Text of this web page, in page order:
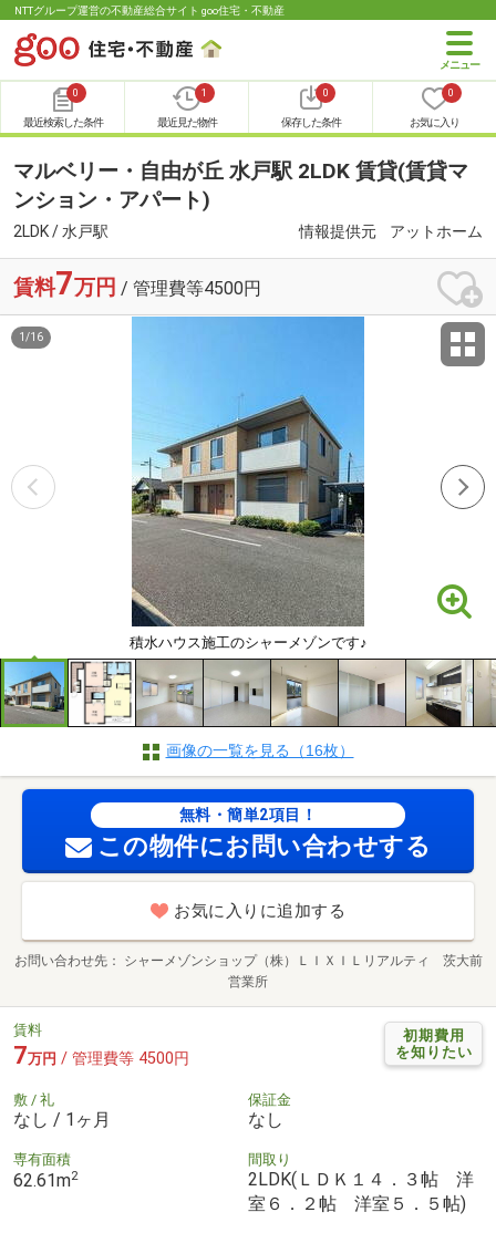
NTTグループ運営の不動産総合サイト goo住宅・不動産
0
最近検索した条件
1
最近見た物件
0
保存した条件
0
お気に入り
マルベリー・自由が丘 水戸駅 2LDK 賃貸(賃貸マ
ンション・アパート)
2LDK / 水戸駅 情報提供元 アットホーム
賃料7万円 / 管理費等4500円
積水ハウス施工のシャーメゾンです♪
1 /16
画像の一覧を見る（16枚）
無料・簡単2項目！
この物件にお問い合わせする
お気に入りに追加する
お問い合わせ先
シャーメゾンショップ（株）ＬＩＸＩＬリアルティ 茨大前
営業所
初期費用
を知りたい
賃料
7万円 / 管理費等 4500円
敷 / 礼
なし / 1ヶ月
保証金
なし
専有面積
62.61m2
間取り
2LDK(ＬＤＫ１４．３帖 洋
室６．２帖 洋室５．５帖)